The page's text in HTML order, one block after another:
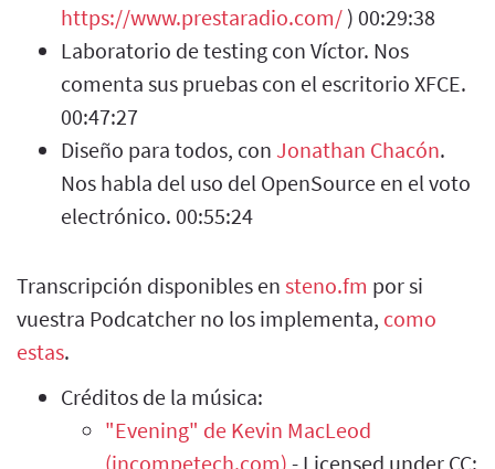
https://www.prestaradio.com/ ) 00:29:38
Laboratorio de testing con Víctor. Nos
comenta sus pruebas con el escritorio XFCE.
00:47:27
Diseño para todos, con Jonathan Chacón.
Nos habla del uso del OpenSource en el voto
electrónico. 00:55:24
Transcripción disponibles en steno.fm por si
vuestra Podcatcher no los implementa, como
estas.
Créditos de la música:
"Evening" de Kevin MacLeod
(incompetech.com) - Licensed under CC: